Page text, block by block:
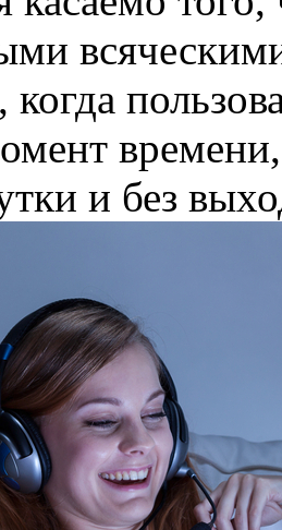
когда
времени,
и без